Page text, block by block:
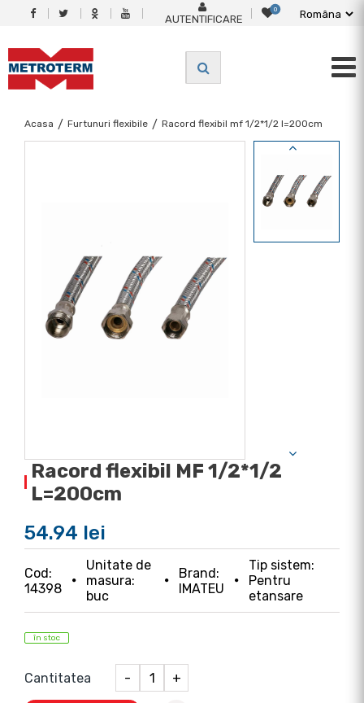
AUTENTIFICARE
0
Acasa / Furtunuri flexibile / Racord flexibil mf 1/2*1/2 l=200cm
Racord flexibil MF 1/2*1/2
L=200cm
54.94 lei
Cod:
14398
Unitate de
masura:
buc
Brand:
IMATEU
Tip sistem:
Pentru
etansare
în stoc
Cantitatea - +